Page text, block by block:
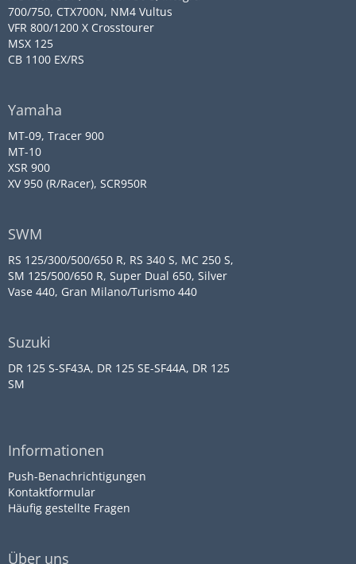
700/750, CTX700N, NM4 Vultus
VFR 800/1200 X Crosstourer
MSX 125
CB 1100 EX/RS
Yamaha
MT-09, Tracer 900
MT-10
XSR 900
XV 950 (R/Racer), SCR950R
SWM
RS 125/300/500/650 R, RS 340 S, MC 250 S,
SM 125/500/650 R, Super Dual 650, Silver
Vase 440, Gran Milano/Turismo 440
Suzuki
DR 125 S-SF43A, DR 125 SE-SF44A, DR 125
SM
Informationen
Push-Benachrichtigungen
Kontaktformular
Häufig gestellte Fragen
Über uns